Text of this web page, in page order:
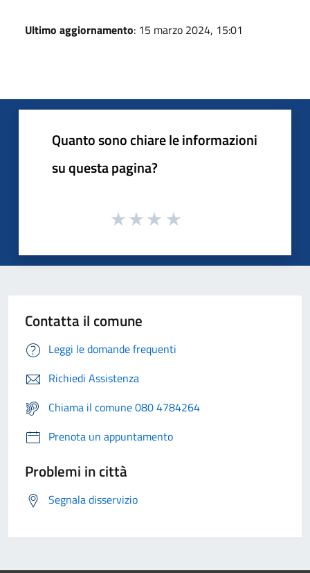
Ultimo aggiornamento: 15 marzo 2024, 15:01
Quanto sono chiare le informazioni
su questa pagina?
Contatta il comune
Leggi le domande frequenti
Richiedi Assistenza
Chiama il comune 080 4784264
Prenota un appuntamento
Problemi in città
Segnala disservizio